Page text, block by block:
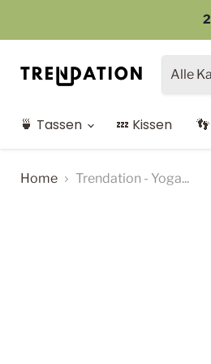
Alle
🍵 Tassen 💤 Kissen
Home Trendation - Yoga...